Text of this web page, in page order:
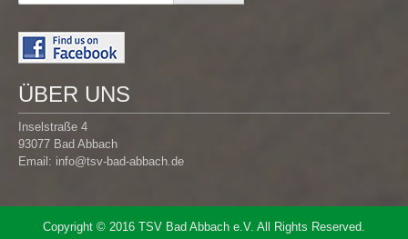
ÜBER UNS
Inselstraße 4
93077 Bad Abbach
Email: info@tsv-bad-abbach.de
Copyright © 2016 TSV Bad Abbach e.V. All Rights Reserved.